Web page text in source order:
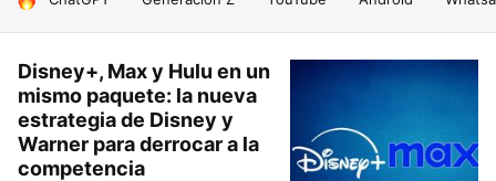
Disney+, Max y Hulu en un
mismo paquete: la nueva
estrategia de Disney y
Warner para derrocar a la
competencia